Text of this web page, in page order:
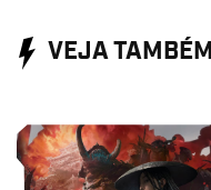
VEJA TAMBÉM